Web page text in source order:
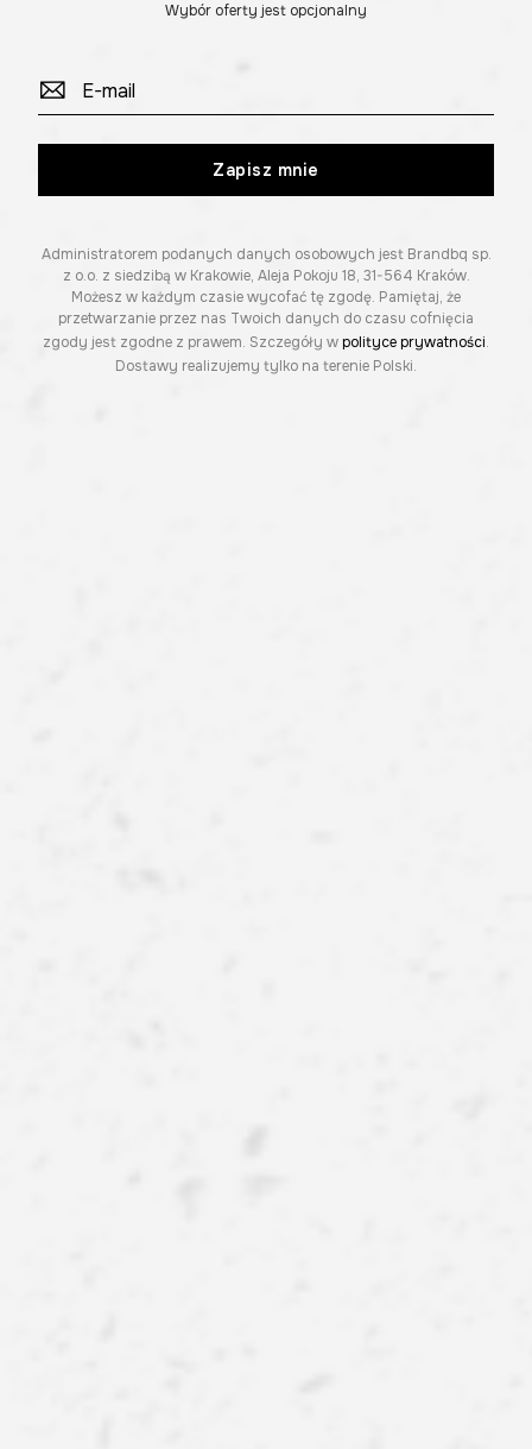
Wybór oferty jest opcjonalny
Zapisz mnie
Administratorem podanych danych osobowych jest Brandbq sp.
z o.o. z siedzibą w Krakowie, Aleja Pokoju 18, 31-564 Kraków.
Możesz w każdym czasie wycofać tę zgodę. Pamiętaj, że
przetwarzanie przez nas Twoich danych do czasu cofnięcia
zgody jest zgodne z prawem. Szczegóły w polityce prywatności.
Dostawy realizujemy tylko na terenie Polski.